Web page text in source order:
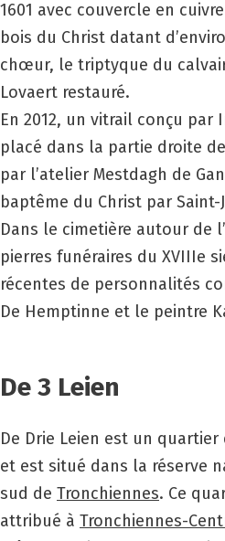
1601 avec couvercle en
bois du Christ datant
chœur, le triptyque du
Lovaert restauré.
En 2012, un vitrail conçu par
placé dans la partie droite
par l’atelier Mestdagh de
baptême du Christ par Saint-
Dans le cimetière autour de
pierres funéraires du XVIIIe
récentes de personnalités
De Hemptinne et le peintre
De 3 Leien
De Drie Leien est un quartier
et est situé dans la réserve
sud de Tronchiennes. Ce
attribué à Tronchiennes-